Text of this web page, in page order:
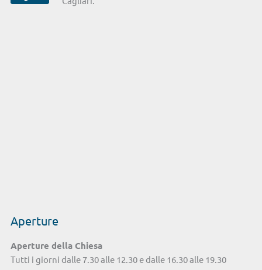
Aperture
Aperture della Chiesa
Tutti i giorni dalle 7.30 alle 12.30 e dalle 16.30 alle 19.30